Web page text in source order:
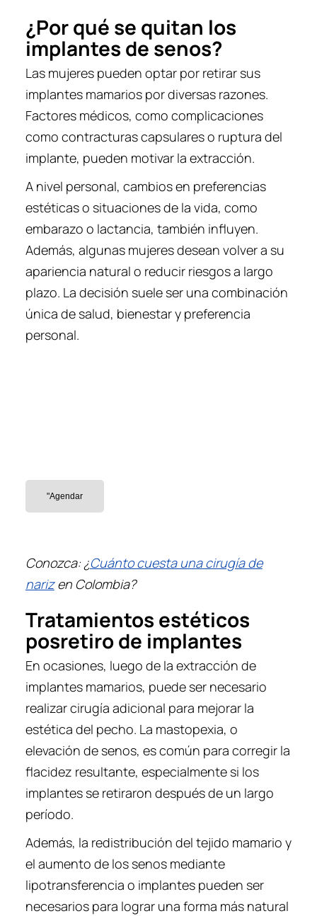
¿Por qué se quitan los
implantes de senos?
Las mujeres pueden optar por retirar sus
implantes mamarios por diversas razones.
Factores médicos, como complicaciones
como contracturas capsulares o ruptura del
implante, pueden motivar la extracción.
A nivel personal, cambios en preferencias
estéticas o situaciones de la vida, como
embarazo o lactancia, también influyen.
Además, algunas mujeres desean volver a su
apariencia natural o reducir riesgos a largo
plazo. La decisión suele ser una combinación
única de salud, bienestar y preferencia
personal.
"Agendar
Conozca: ¿Cuánto cuesta una cirugía de
narizen Colombia?
Tratamientos estéticos
posretiro de implantes
En ocasiones, luego de la extracción de
implantes mamarios, puede ser necesario
realizar cirugía adicional para mejorar la
estética del pecho. La mastopexia, o
elevación de senos, es común para corregir la
flacidez resultante, especialmente si los
implantes se retiraron después de un largo
período.
Además, la redistribución del tejido mamario y
el aumento de los senos mediante
lipotransferencia o implantes pueden ser
necesarios para lograr una forma más natural